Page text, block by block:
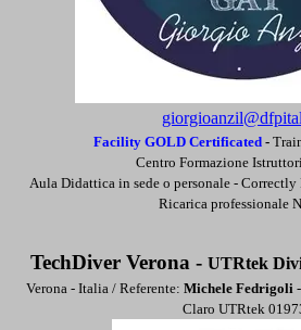
Facility GOLD Certificated -
Centro Formazione
Aula Didattica in sede o personale - Correctly
Ricarica professionale
TechDiver Verona - UTRtek
Verona - Italia / Referente: Michele Fedrigoli
Claro UTRtek